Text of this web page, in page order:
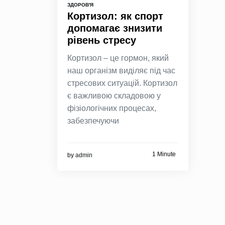
ЗДОРОВ'Я
Кортизол: як спорт
допомагає знизити
рівень стресу
Кортизол – це гормон, який
наш організм виділяє під час
стресових ситуацій. Кортизол
є важливою складовою у
фізіологічних процесах,
забезпечуючи
by admin 1 Minute